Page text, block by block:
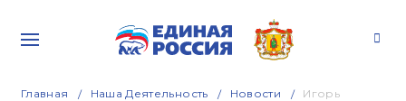
Главная Наша Деятельность Новости
Игорь